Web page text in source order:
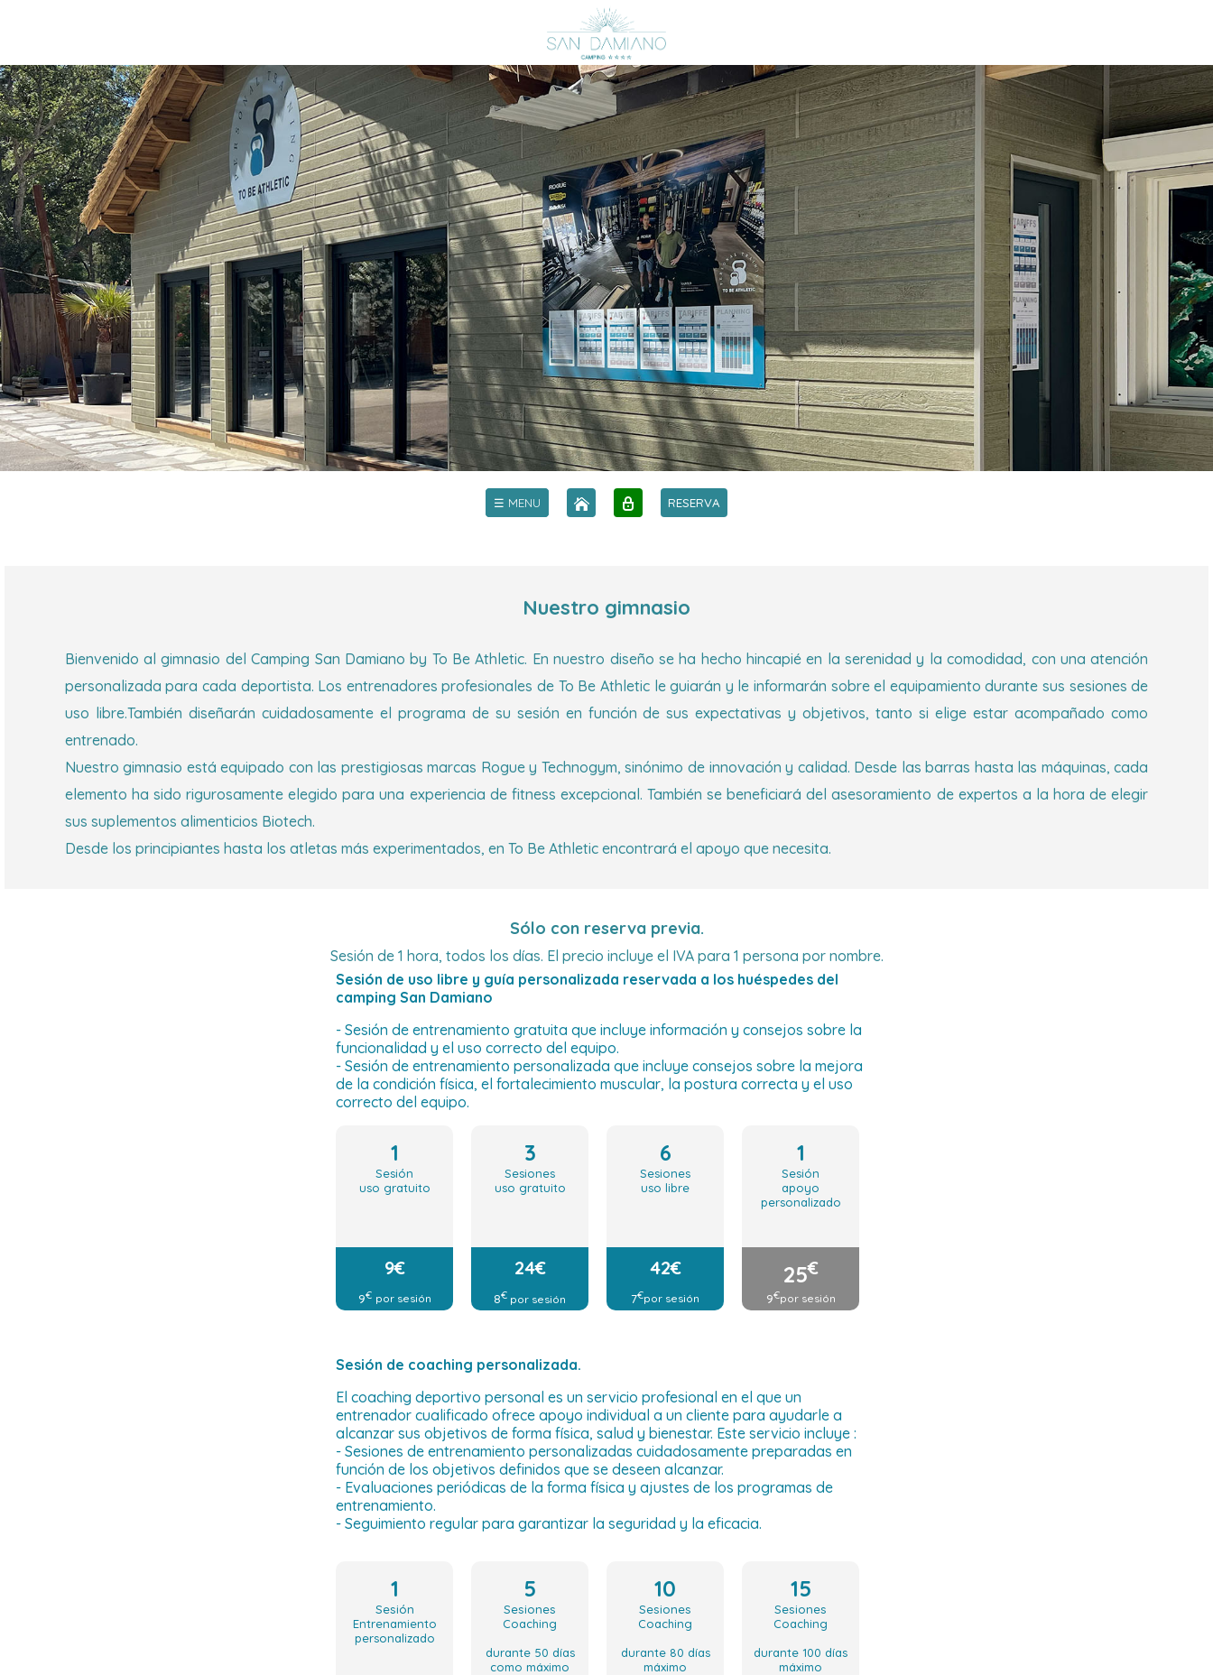
☰ MENU RESERVA
Nuestro gimnasio
Bienvenido al gimnasio del Camping San Damiano by To Be Athletic. En nuestro diseño se ha hecho hincapié en la serenidad y la comodidad, con una atención
personalizada para cada deportista. Los entrenadores profesionales de To Be Athletic le guiarán y le informarán sobre el equipamiento durante sus sesiones de
uso libre.También diseñarán cuidadosamente el programa de su sesión en función de sus expectativas y objetivos, tanto si elige estar acompañado como
entrenado.
Nuestro gimnasio está equipado con las prestigiosas marcas Rogue y Technogym, sinónimo de innovación y calidad. Desde las barras hasta las máquinas, cada
elemento ha sido rigurosamente elegido para una experiencia de fitness excepcional. También se beneficiará del asesoramiento de expertos a la hora de elegir
sus suplementos alimenticios Biotech.
Desde los principiantes hasta los atletas más experimentados, en To Be Athletic encontrará el apoyo que necesita.
Sólo con reserva previa.
Sesión de 1 hora, todos los días. El precio incluye el IVA para 1 persona por nombre.
Sesión de uso libre y guía personalizada reservada a los huéspedes del
camping San Damiano
- Sesión de entrenamiento gratuita que incluye información y consejos sobre la
funcionalidad y el uso correcto del equipo.
- Sesión de entrenamiento personalizada que incluye consejos sobre la mejora
de la condición física, el fortalecimiento muscular, la postura correcta y el uso
correcto del equipo.
1
Sesión
uso gratuito
9€
9€ por sesión
3
Sesiones
uso gratuito
24€
8€ por sesión
6
Sesiones
uso libre
42€
7€por sesión
1
Sesión
apoyo
personalizado
25€
9€por sesión
Sesión de coaching personalizada.
El coaching deportivo personal es un servicio profesional en el que un
entrenador cualificado ofrece apoyo individual a un cliente para ayudarle a
alcanzar sus objetivos de forma física, salud y bienestar. Este servicio incluye :
- Sesiones de entrenamiento personalizadas cuidadosamente preparadas en
función de los objetivos definidos que se deseen alcanzar.
- Evaluaciones periódicas de la forma física y ajustes de los programas de
entrenamiento.
- Seguimiento regular para garantizar la seguridad y la eficacia.
1
Sesión
Entrenamiento
personalizado
5
Sesiones
Coaching
durante 50 días
como máximo
10
Sesiones
Coaching
durante 80 días
máximo
15
Sesiones
Coaching
durante 100 días
máximo